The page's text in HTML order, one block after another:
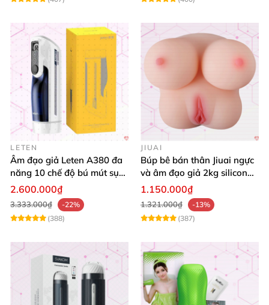
LETEN
Âm đạo giả Leten A380 đa
năng 10 chế độ bú mút sục
mạnh
2.600.000₫
3.333.000₫
-22%
(388)
JIUAI
Búp bê bán thân Jiuai ngực
và âm đạo giả 2kg silicon
nguyên khối cao cấp
1.150.000₫
1.321.000₫
-13%
(387)